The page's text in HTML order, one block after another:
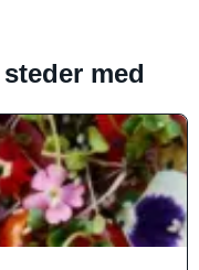
med